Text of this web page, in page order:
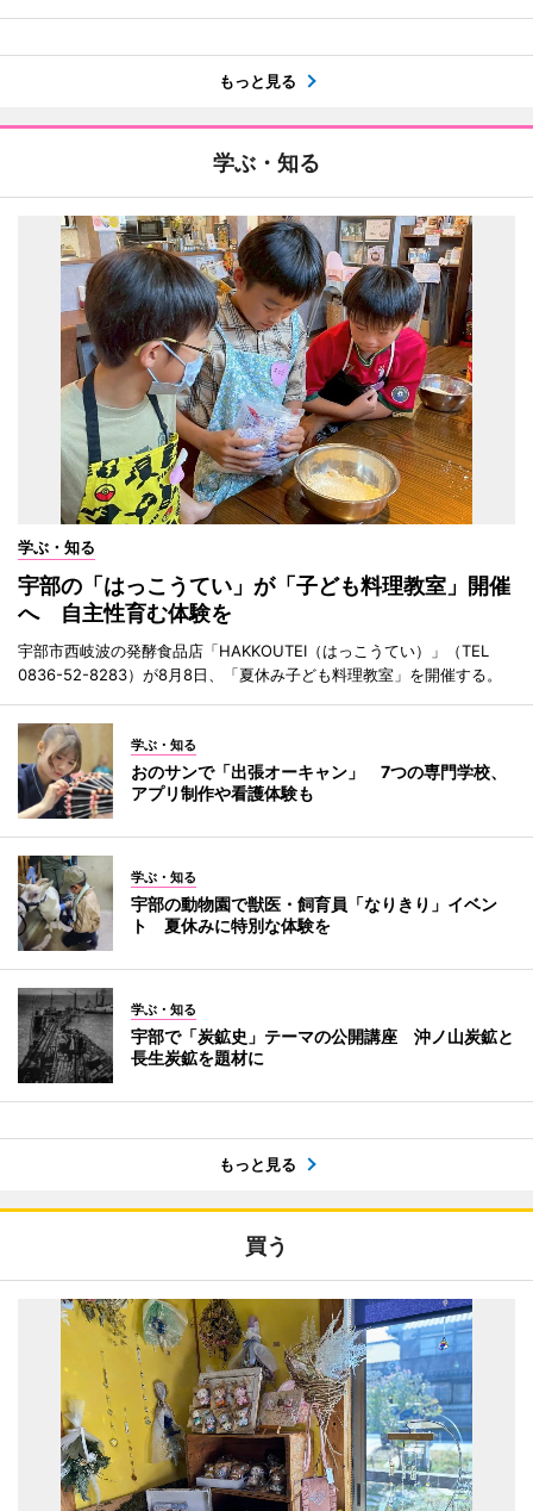
もっと見る
学ぶ・知る
学ぶ・知る
宇部の「はっこうてい」が「子ども料理教室」開催
へ 自主性育む体験を
宇部市西岐波の発酵食品店「HAKKOUTEI（はっこうてい）」（TEL
0836-52-8283）が8月8日、「夏休み子ども料理教室」を開催する。
学ぶ・知る
おのサンで「出張オーキャン」 7つの専門学校、
アプリ制作や看護体験も
学ぶ・知る
宇部の動物園で獣医・飼育員「なりきり」イベン
ト 夏休みに特別な体験を
学ぶ・知る
宇部で「炭鉱史」テーマの公開講座 沖ノ山炭鉱と
長生炭鉱を題材に
もっと見る
買う